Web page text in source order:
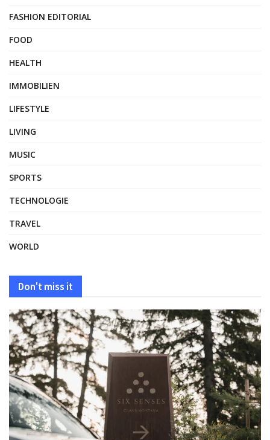
FASHION EDITORIAL
FOOD
HEALTH
IMMOBILIEN
LIFESTYLE
LIVING
MUSIC
SPORTS
TECHNOLOGIE
TRAVEL
WORLD
Don't miss it